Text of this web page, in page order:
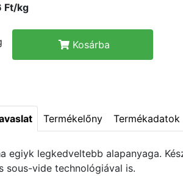
Ft/kg
Kosárba
Termékelőny Termékadatok
egiyk legkedveltebb alapanyaga.
sous-vide technológiával is.